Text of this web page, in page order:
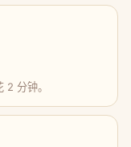
2 分钟。